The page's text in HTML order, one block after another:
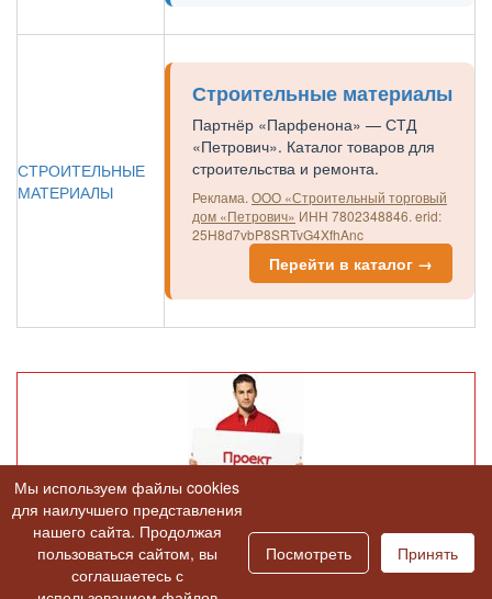
СТРОИТЕЛЬНЫЕ
МАТЕРИАЛЫ
Строительные материалы
Партнёр «Парфенона» — СТД
«Петрович». Каталог товаров для
строительства и ремонта.
Реклама. ООО «Строительный торговый
дом «Петрович» ИНН 7802348846. erid:
25H8d7vbP8SRTvG4XfhAnc
Перейти в каталог →
Назад в раздел
Мы используем файлы cookies
для наилучшего представления
нашего сайта. Продолжая
пользоваться сайтом, вы
соглашаетесь с
Посмотреть Принять